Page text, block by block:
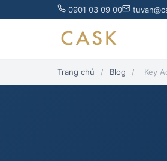
0901 03 09 00
Trang chủ / Blog / Key